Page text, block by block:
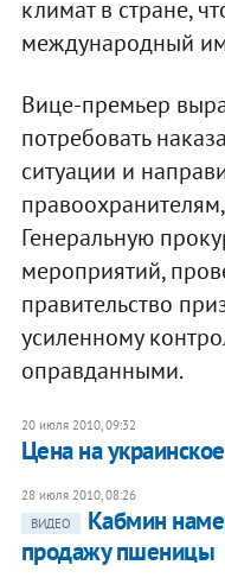
климат в стране,
международный
Вице-премьер
потребовать
ситуации и
Генеральную
мероприятий,
правительство
усиленному
оправданными.
20 июля 2010, 09:32
Цена на
28 июля 2010, 08:26
ВИДЕО
Кабмин
продажу пшеницы